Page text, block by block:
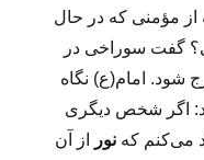
مؤمنی که در حال
گفت سوراخی در
شود. امام(ع) نگاه
اگر شخص دیگری
می‌کنم کهنور
از آن